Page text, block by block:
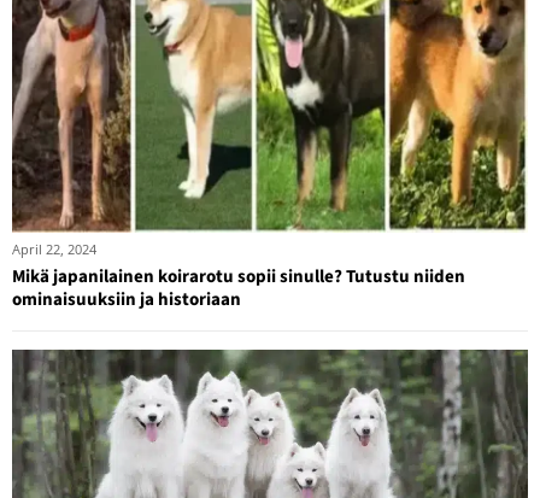
April 22, 2024
Mikä japanilainen koirarotu sopii sinulle? Tutustu niiden
ominaisuuksiin ja historiaan